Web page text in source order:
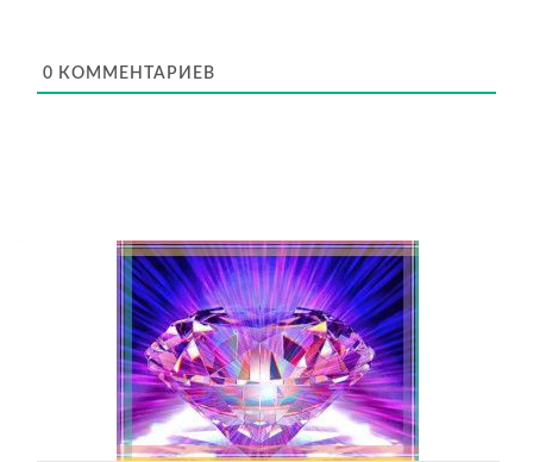
0 КОММЕНТАРИЕВ